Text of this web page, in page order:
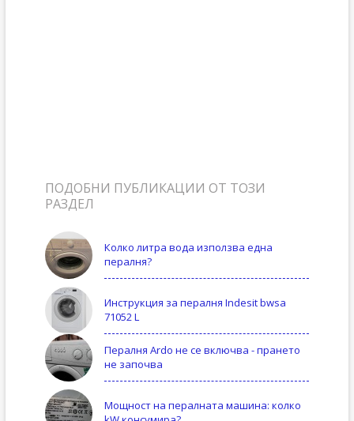
ПОДОБНИ ПУБЛИКАЦИИ ОТ ТОЗИ
РАЗДЕЛ
Колко литра вода използва една
пералня?
Инструкция за пералня Indesit bwsa
71052 L
Пералня Ardo не се включва - прането
не започва
Мощност на пералната машина: колко